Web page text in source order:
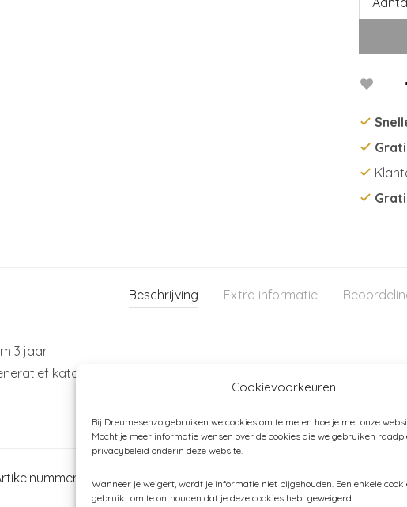
Cookievoorkeuren
Bij Dreumesenzo gebruiken we cookies om te meten hoe je met onze
Mocht je meer informatie wensen over de cookies die we gebruiken
privacybeleid onderin deze website.
Wanneer je weigert, wordt je informatie niet bijgehouden. Een enkele
gebruikt om te onthouden dat je deze cookies hebt geweigerd.
Beschrijving Extra informatie
3 jaar
katoen en 10% gerecycled katoen
N/B Categorieën: Baby Baby (44-80) Kind (86-116)